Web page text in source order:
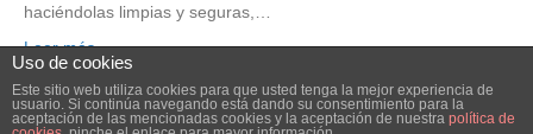
haciéndolas limpias y seguras,…
Leer más
© 2026 Elube. Aspiración y Filtración Industrial. |Powered byBeaver
Uso de cookies
Este sitio web utiliza cookies para que usted tenga la mejor experiencia de
usuario. Si continúa navegando está dando su consentimiento para la
aceptación de las mencionadas cookies y la aceptación de nuestra política de